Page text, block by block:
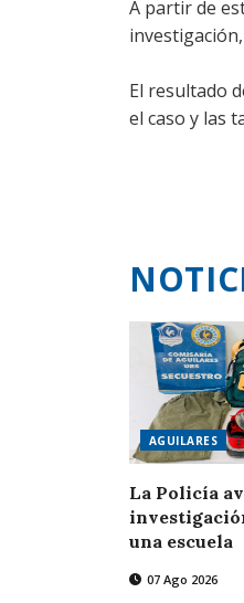
A partir de
El resultado
el caso y las
AGUILARES
La Policía
una escuela
07 Ago 2026